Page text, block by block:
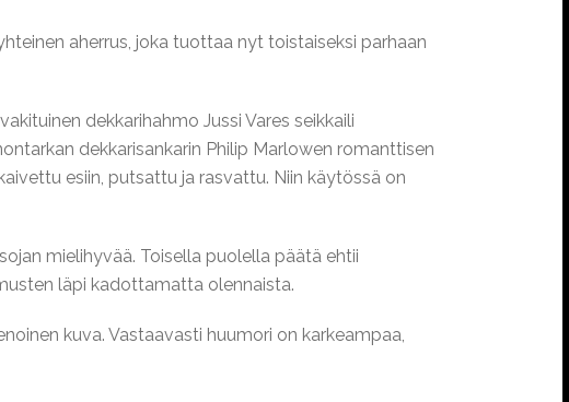
aherrus, joka tuottaa nyt toistaiseksi parhaan
dekkarihahmo Jussi Vares seikkaili
dekkarisankarin Philip Marlowen romanttisen
esiin, putsattu ja rasvattu. Niin käytössä on
mielihyvää. Toisella puolella päätä ehtii
läpi kadottamatta olennaista.
kuva. Vastaavasti huumori on karkeampaa,